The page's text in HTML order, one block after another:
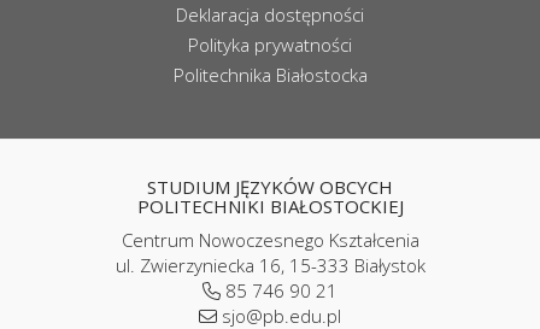
Deklaracja dostępności
Polityka prywatności
Politechnika Białostocka
STUDIUM JĘZYKÓW OBCYCH
POLITECHNIKI BIAŁOSTOCKIEJ
Centrum Nowoczesnego Kształcenia
ul. Zwierzyniecka 16, 15-333 Białystok
85 746 90 21
sjo@pb.edu.pl